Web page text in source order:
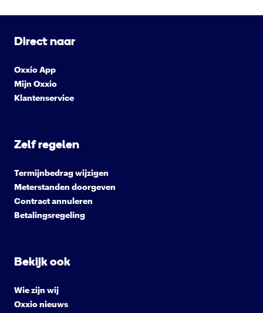
Direct naar
Oxxio App
Mijn Oxxio
Klantenservice
Zelf regelen
Termijnbedrag wijzigen
Meterstanden doorgeven
Contract annuleren
Betalingsregeling
Bekijk ook
Wie zijn wij
Oxxio nieuws